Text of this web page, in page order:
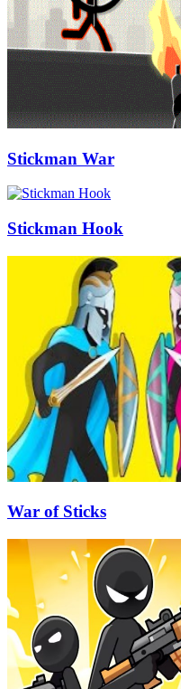
Stickman War
Stickman Hook
War of Sticks